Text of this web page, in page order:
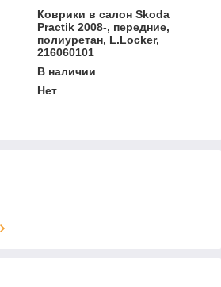
Коврики в салон Skoda
Practik 2008-, передние,
полиуретан, L.Locker,
216060101
В наличии
Нет